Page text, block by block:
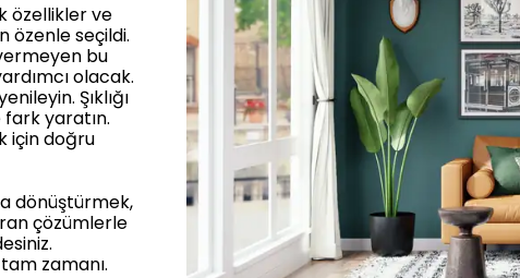
özellikler ve
özenle seçildi.
bu
olacak.
Şıklığı
yaratın.
için doğru
dönüştürmek,
çözümlerle
zamanı.